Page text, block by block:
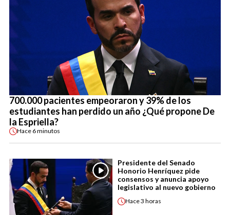
700.000 pacientes empeoraron y 39% de los
estudiantes han perdido un año ¿Qué propone De
la Espriella?
Hace 6 minutos
Presidente del Senado
Honorio Henríquez pide
consensos y anuncia apoyo
legislativo al nuevo gobierno
Hace3 horas